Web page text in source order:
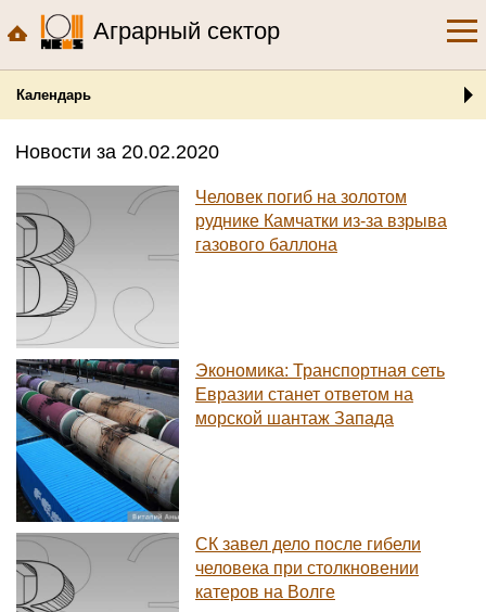
Аграрный сектор
Календарь
Новости за 20.02.2020
Человек погиб на золотом
руднике Камчатки из-за взрыва
газового баллона
Экономика: Транспортная сеть
Евразии станет ответом на
морской шантаж Запада
СК завел дело после гибели
человека при столкновении
катеров на Волге